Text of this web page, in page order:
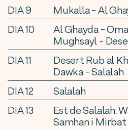
DIA 9
Mukalla - Al
DIA 10
Al Ghayda -
Mughsayl -
DIA 11
Desert Rub al
Dawka - Salalah
DIA 12
Salalah
DIA 13
Est de Salalah.
Samhan i Mirbat